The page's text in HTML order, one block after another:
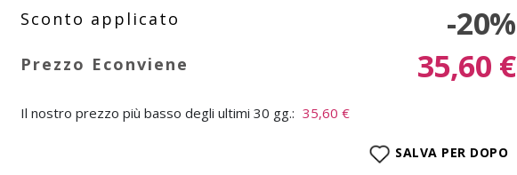
-20%
35,60 €
Il nostro prezzo più basso degli ultimi 30 gg.: 35,60 €
SALVA PER DOPO